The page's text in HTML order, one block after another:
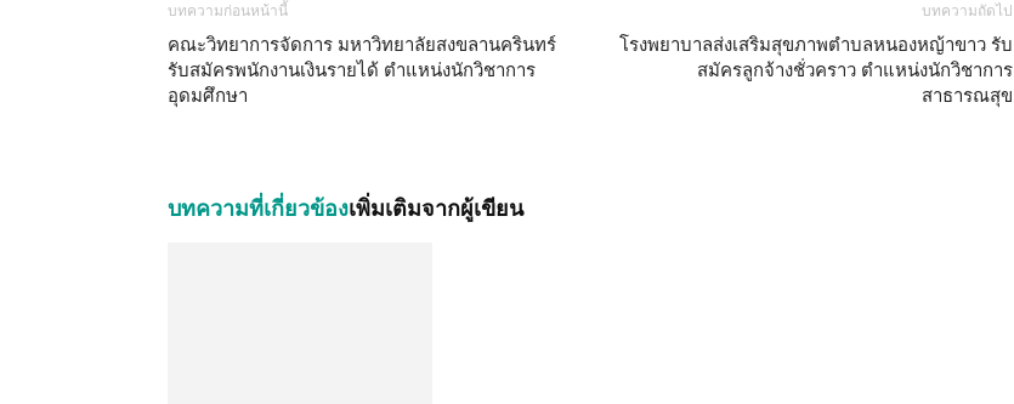
บทความก่อนหน้านี้
คณะวิทยาการจัดการ มหาวิทยาลัยสงขลานครินทร์
รับสมัครพนักงานเงินรายได้ ตำแหน่งนักวิชาการ
อุดมศึกษา
บทความถัดไป
โรงพยาบาลส่งเสริมสุขภาพตำบลหนองหญ้าขาว รับ
สมัครลูกจ้างชั่วคราว ตำแหน่งนักวิชาการ
สาธารณสุข
บทความที่เกี่ยวข้องเพิ่มเติมจากผู้เขียน